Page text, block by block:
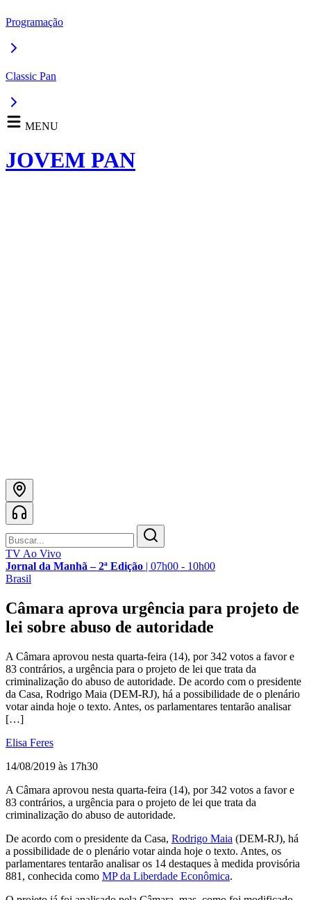
Programação
Classic Pan
MENU
JOVEM PAN
TV Ao Vivo
Jornal da Manhã – 2ª Edição | 07h00 - 10h00
Brasil
Câmara aprova urgência para projeto de
lei sobre abuso de autoridade
A Câmara aprovou nesta quarta-feira (14), por 342 votos a favor e
83 contrários, a urgência para o projeto de lei que trata da
criminalização do abuso de autoridade. De acordo com o presidente
da Casa, Rodrigo Maia (DEM-RJ), há a possibilidade de o plenário
votar ainda hoje o texto. Antes, os parlamentares tentarão analisar
[…]
Elisa Feres
14/08/2019 às 17h30
A Câmara aprovou nesta quarta-feira (14), por 342 votos a favor e
83 contrários, a urgência para o projeto de lei que trata da
criminalização do abuso de autoridade.
De acordo com o presidente da Casa, Rodrigo Maia (DEM-RJ), há
a possibilidade de o plenário votar ainda hoje o texto. Antes, os
parlamentares tentarão analisar os 14 destaques à medida provisória
881, conhecida como MP da Liberdade Econômica.